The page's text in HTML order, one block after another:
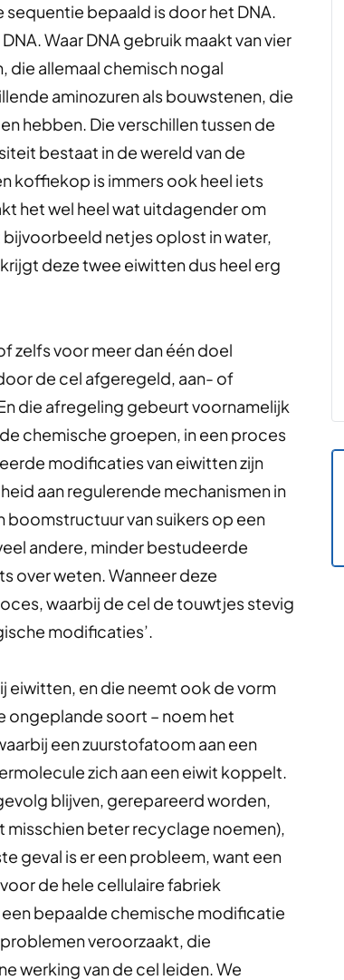
bepaald is door het DNA.
Waar DNA gebruik maakt van vier
die allemaal chemisch nogal
aminozuren als bouwstenen, die
hebben. Die verschillen tussen de
bestaat in de wereld van de
koffiekop is immers ook heel iets
het wel heel wat uitdagender om
netjes oplost in water,
deze twee eiwitten dus heel erg
zelfs voor meer dan één doel
de cel afgeregeld, aan- of
die afregeling gebeurt voornamelijk
chemische groepen, in een proces
modificaties van eiwitten zijn
aan regulerende mechanismen in
van suikers op een
andere, minder bestudeerde
over weten. Wanneer deze
waarbij de cel de touwtjes stevig
modificaties’.
eiwitten, en die neemt ook de vorm
ongeplande soort – noem het
een zuurstofatoom aan een
zich aan een eiwit koppelt.
blijven, gerepareerd worden,
misschien beter recyclage noemen),
geval is er een probleem, want een
de hele cellulaire fabriek
bepaalde chemische modificatie
veroorzaakt, die
werking van de cel leiden. We